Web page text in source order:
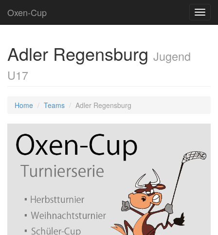
Oxen-Cup
Adler Regensburg Jugend
U17
Home Teams Adler Regensburg